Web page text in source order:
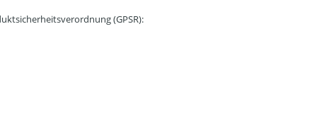
(GPSR):